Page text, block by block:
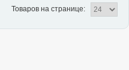
Товаров на странице: